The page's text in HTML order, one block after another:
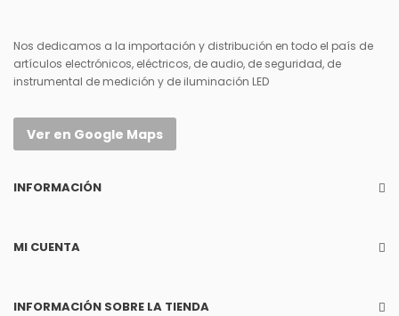
Nos dedicamos a la importación y distribución en todo el país de
artículos electrónicos, eléctricos, de audio, de seguridad, de
instrumental de medición y de iluminación LED
Ver en Google Maps
INFORMACIÓN
MI CUENTA
INFORMACIÓN SOBRE LA TIENDA